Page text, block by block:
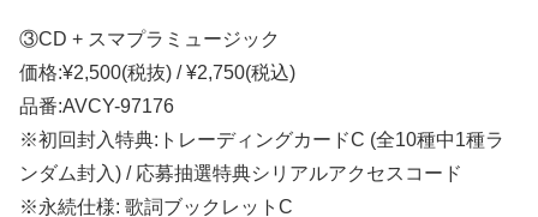
③CD + スマプラミュージック
価格:¥2,500(税抜) / ¥2,750(税込)
品番:AVCY-97176
※初回封入特典:トレーディングカードC (全10種中1種ラ
ンダム封入) / 応募抽選特典シリアルアクセスコード
※永続仕様: 歌詞ブックレットC